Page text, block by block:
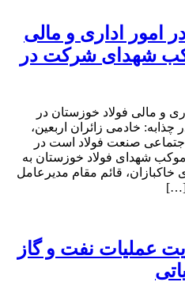
امور اداری و مالی
شهدای شرکت در
و مالی فولاد خوزستان در
خادمی زائران اربعین،
صنعت فولاد است در
شهدای فولاد خوزستان به
خاکبازان، قائم مقام مدیرعامل
[…]
عملیات نفت و گاز